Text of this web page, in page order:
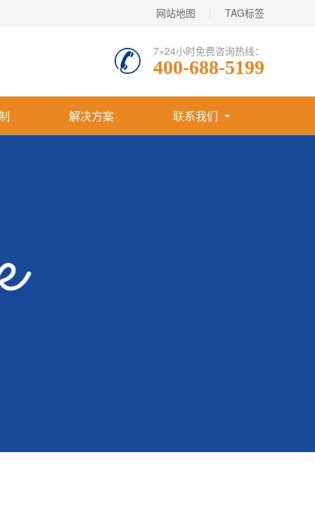
网站地图 TAG标签
7×24小时免费咨询热线：
400-688-5199
解决方案 联系我们